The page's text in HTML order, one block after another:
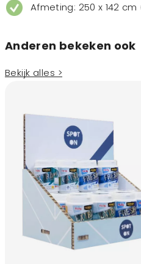
Afmeting: 250 x 142 cm
Anderen bekeken ook
Bekijk alles >